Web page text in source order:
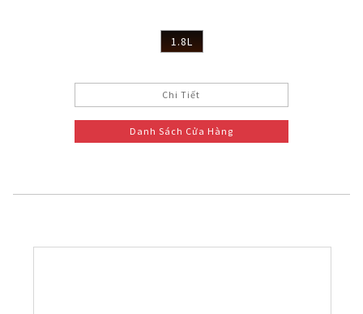
1.8L
Chi Tiết
Danh Sách Cửa Hàng